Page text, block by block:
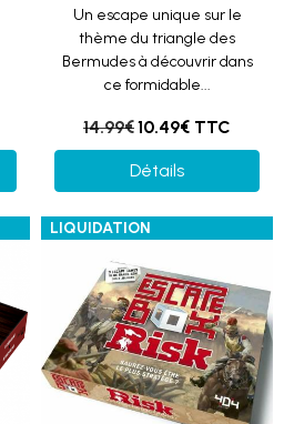
Un escape unique sur le
thème du triangle des
Bermudes à découvrir dans
ce formidable...
14.99€10.49€ TTC
Détails
LIQUIDATION